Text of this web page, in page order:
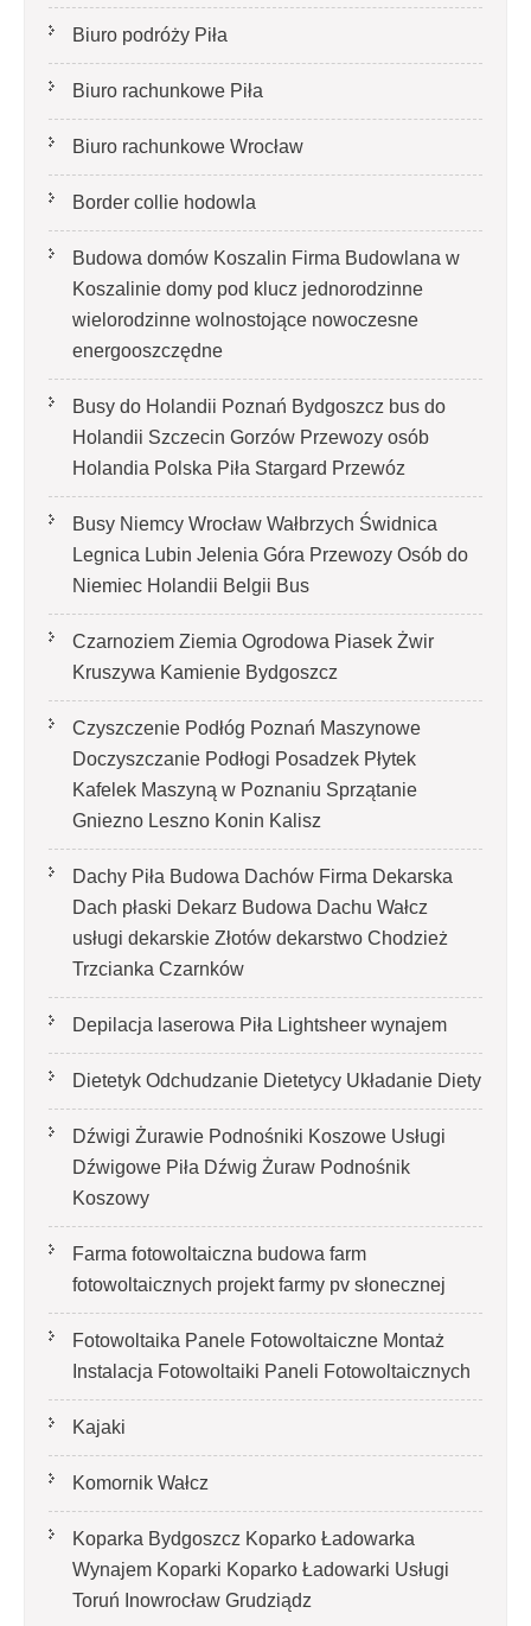
Biuro podróży Piła
Biuro rachunkowe Piła
Biuro rachunkowe Wrocław
Border collie hodowla
Budowa domów Koszalin Firma Budowlana w
Koszalinie domy pod klucz jednorodzinne
wielorodzinne wolnostojące nowoczesne
energooszczędne
Busy do Holandii Poznań Bydgoszcz bus do
Holandii Szczecin Gorzów Przewozy osób
Holandia Polska Piła Stargard Przewóz
Busy Niemcy Wrocław Wałbrzych Świdnica
Legnica Lubin Jelenia Góra Przewozy Osób do
Niemiec Holandii Belgii Bus
Czarnoziem Ziemia Ogrodowa Piasek Żwir
Kruszywa Kamienie Bydgoszcz
Czyszczenie Podłóg Poznań Maszynowe
Doczyszczanie Podłogi Posadzek Płytek
Kafelek Maszyną w Poznaniu Sprzątanie
Gniezno Leszno Konin Kalisz
Dachy Piła Budowa Dachów Firma Dekarska
Dach płaski Dekarz Budowa Dachu Wałcz
usługi dekarskie Złotów dekarstwo Chodzież
Trzcianka Czarnków
Depilacja laserowa Piła Lightsheer wynajem
Dietetyk Odchudzanie Dietetycy Układanie Diety
Dźwigi Żurawie Podnośniki Koszowe Usługi
Dźwigowe Piła Dźwig Żuraw Podnośnik
Koszowy
Farma fotowoltaiczna budowa farm
fotowoltaicznych projekt farmy pv słonecznej
Fotowoltaika Panele Fotowoltaiczne Montaż
Instalacja Fotowoltaiki Paneli Fotowoltaicznych
Kajaki
Komornik Wałcz
Koparka Bydgoszcz Koparko Ładowarka
Wynajem Koparki Koparko Ładowarki Usługi
Toruń Inowrocław Grudziądz